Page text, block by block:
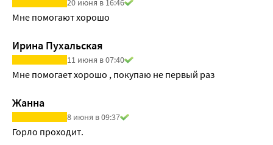
Мне помогают хорошо
Ирина Пухальская
11 июня в 07:40
Мне помогает хорошо , покупаю не первый раз
Жанна
8 июня в 09:37
Горло проходит.